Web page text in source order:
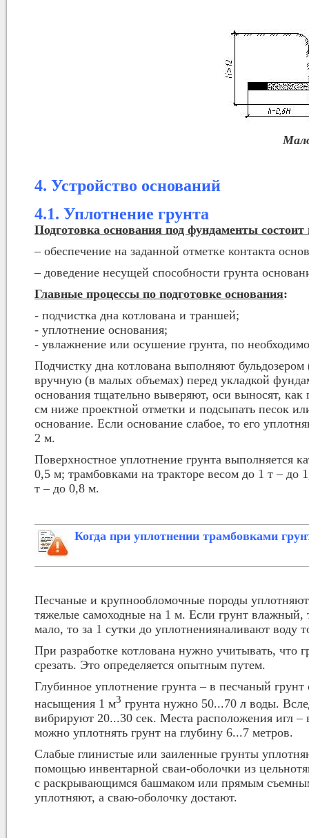
4. Устройство оснований
4.1. Уплотнение грунта
Подготовка основания под фундаменты
– обеспечение на заданной отметке контакта
– доведение несущей способности грунта
Главные процессы по подготовке основания:
- подчистка дна котлована и траншей;
- уплотнение основания;
- увлажнение или осушение грунта, по
Подчистку дна котлована выполняют
вручную (в малых объемах) перед укладкой
основания тщательно выверяют, оси выносят,
см ниже проектной отметки и подсыпать песок
основание. Если основание слабое, то его
2 м.
Поверхностное уплотнение грунта выполняется
0,5 м; трамбовками на тракторе весом до 1 т – до
т – до 0,8 м.
Когда при уплотнении трамбовками
Песчаные и крупнообломочные породы
тяжелые самоходные на 1 м. Если грунт
мало, то за 1 сутки до уплотненияналивают воду
При разработке котлована нужно учитывать, что
срезать. Это определяется опытным путем.
Глубинное уплотнение грунта – в песчаный
насыщения 1 м3 грунта нужно 50...70 л воды.
вибрируют 20...30 сек. Места расположения игл
можно уплотнять грунт на глубину 6...7 метров.
Слабые глинистые или заиленные грунты
помощью инвентарной сваи‑оболочки из
с раскрывающимся башмаком или прямым
уплотняют, а сваю-оболочку достают.